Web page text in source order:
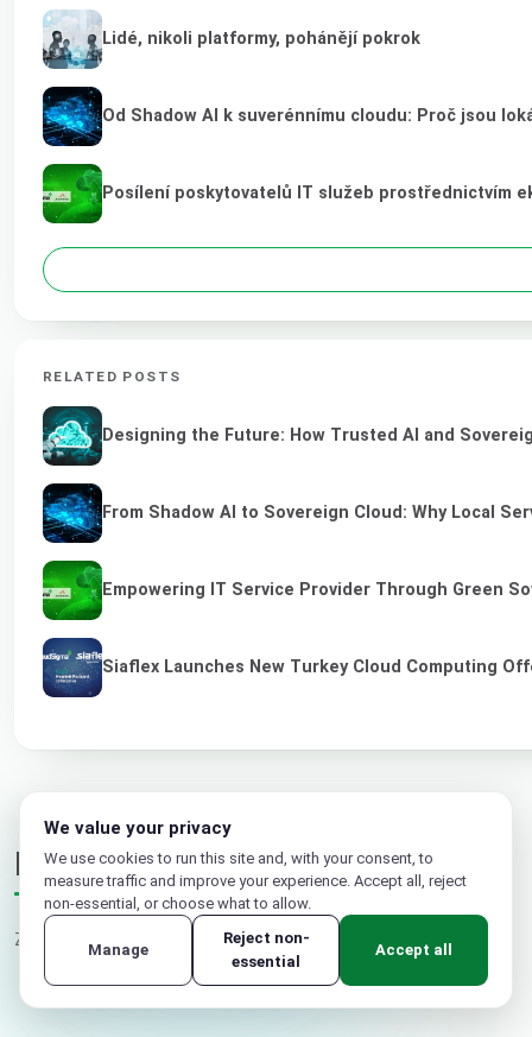
Lidé, nikoli platformy, pohánějí pokrok
Od Shadow AI k suverénnímu cloudu: Proč jsou
Posílení poskytovatelů IT služeb prostřednictvím
RELATED POSTS
Designing the Future: How Trusted AI and
From Shadow AI to Sovereign Cloud: Why Local
Empowering IT Service Provider Through Green
Siaflex Launches New Turkey Cloud Computing
Komentáře
Zatím žádné komentáře. Buďte první.
We value your privacy
We use cookies to run this site and, with your consent, to
measure traffic and improve your experience. Accept all, reject
non-essential, or choose what to allow.
Manage
Reject non-
essential
Accept all